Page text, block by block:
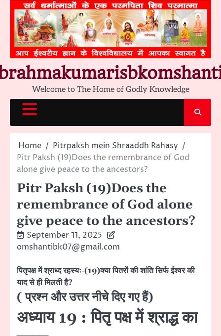
content
Welcome to The Home of Godly Knowledge
Home
Pitrpaksh mein Shraaddh Rahasy
Pitr Paksh (19)Does the remembrance of God
alone give peace to the ancestors?
Pitr Paksh (19)Does the
remembrance of God alone
give peace to the ancestors?
September 11, 2025
omshantibk07@gmail.com
पितृपक्ष में श्राध्द रहस्यः-(19)क्या पितरों की शांति सिर्फ ईश्वर की
याद से ही मिलती है?
( प्रश्न और उत्तर नीचे दिए गए हैं)
अध्याय 19 : पितृ पक्ष में श्राद्ध का